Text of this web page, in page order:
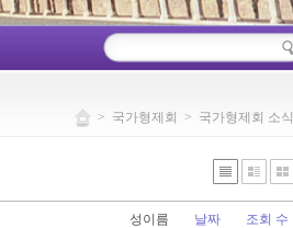
> 국가형제회 > 국가형제회 소식
성이름 날짜 조회 수